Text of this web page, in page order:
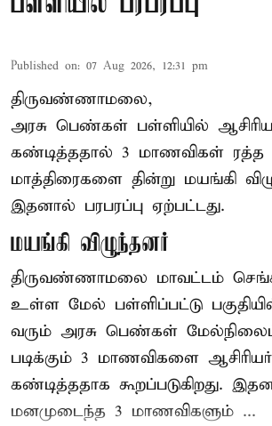
Published on: 07 Aug 2026, 12:31 pm
திருவண்ணாமலை,
அரசு பெண்கள் பள்ளியில்
கண்டித்ததால் 3 மாணவிகள் ரத்த
மாத்திரைகளை தின்று மயங்கி
இதனால் பரபரப்பு ஏற்பட்டது.
மயங்கி விழுந்தனர்
திருவண்ணாமலை மாவட்டம்
உள்ள மேல் பள்ளிப்பட்டு
வரும் அரசு பெண்கள்
படிக்கும் 3 மாணவிகளை
கண்டித்ததாக கூறப்படுகிறது.
மனமுடைந்த 3 மாணவிகளும் ...